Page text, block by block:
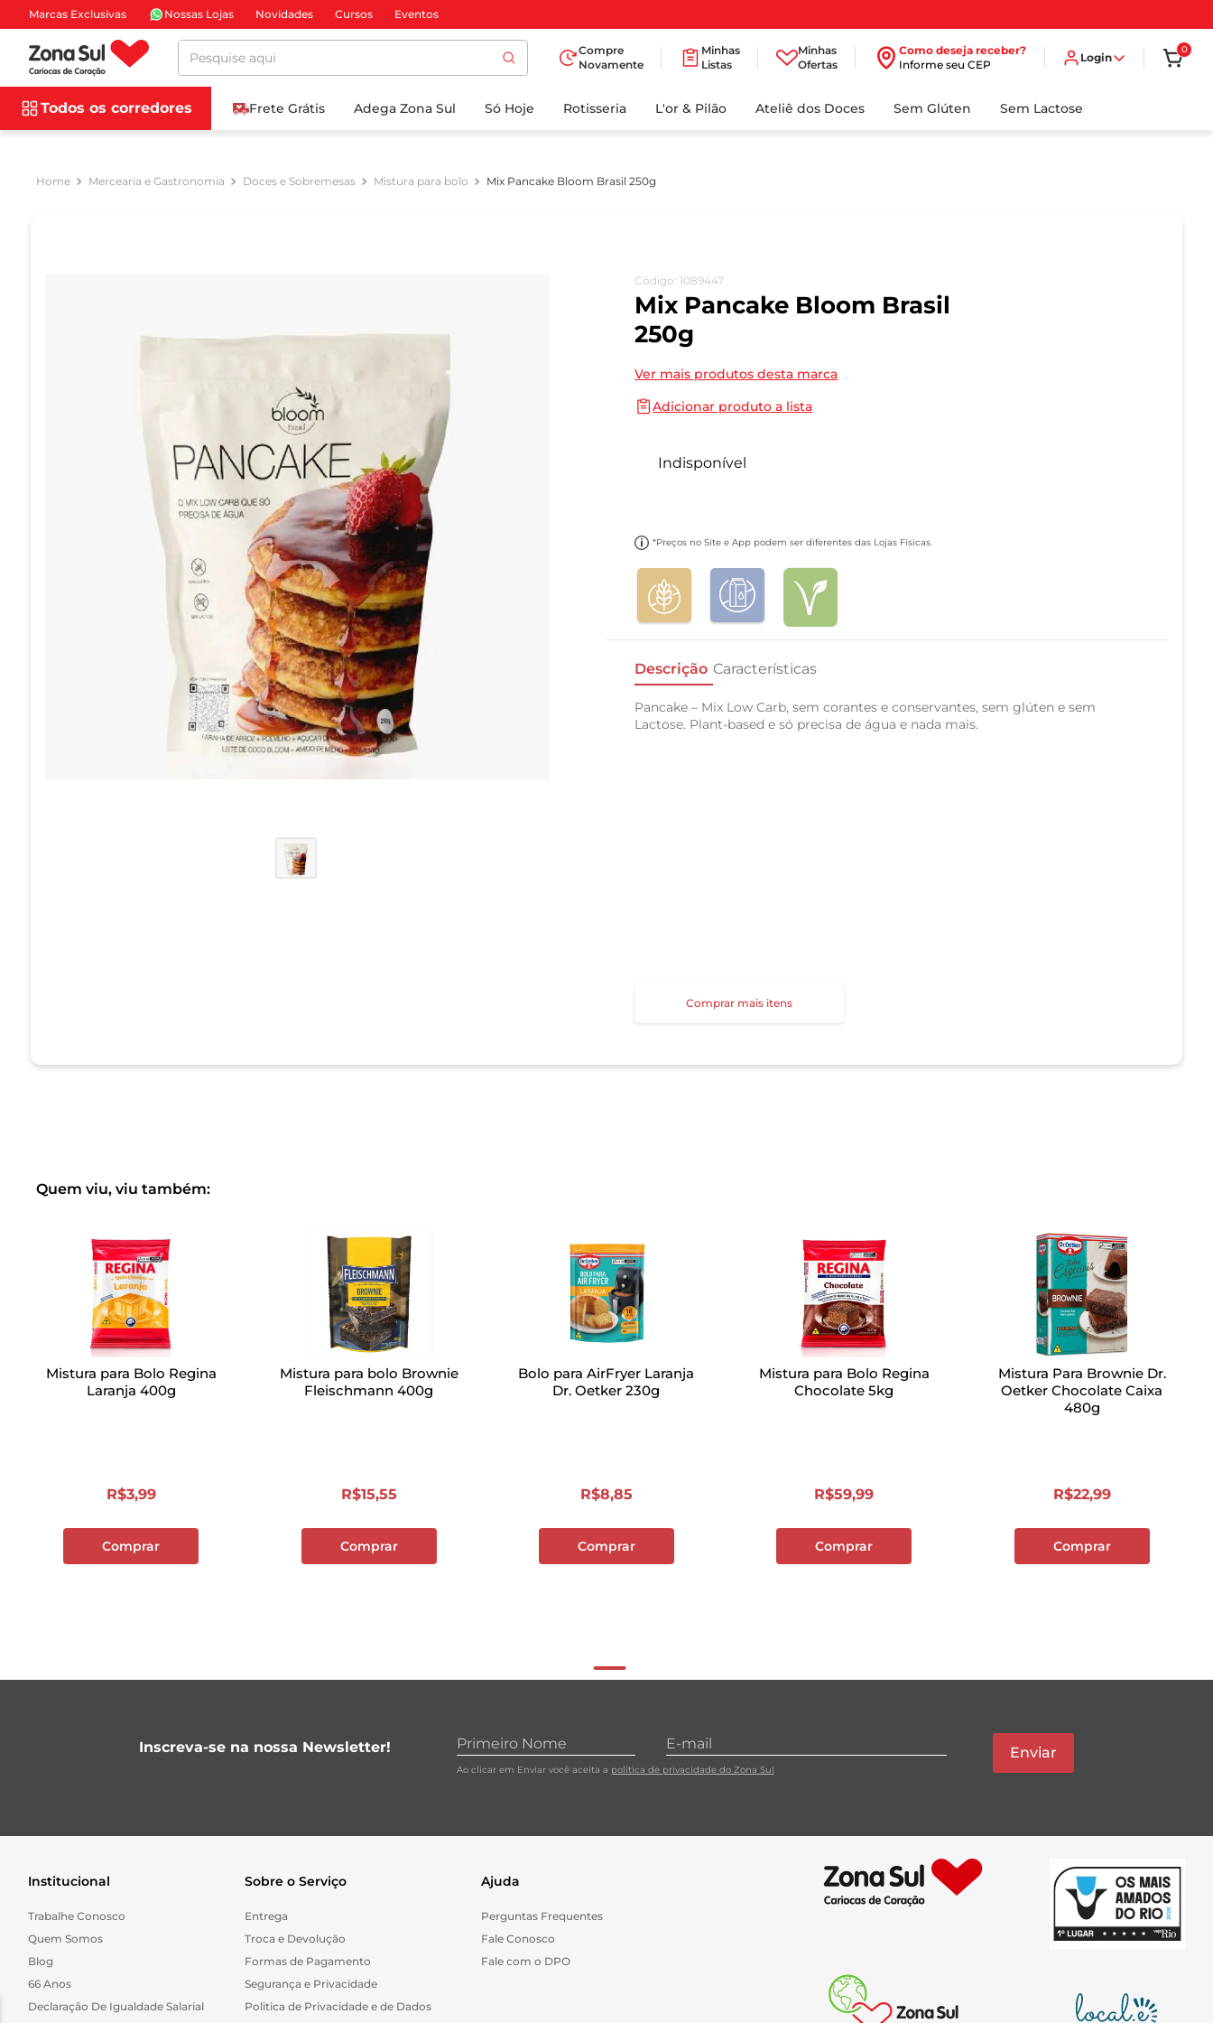
Marcas Exclusivas Nossas Lojas Novidades Cursos Eventos
Pesquise aqui
Compre
Novamente
Minhas
Listas
Minhas
Ofertas
Como deseja receber?
Informe seu CEP
Login
0
Todos os corredores Frete Grátis Adega Zona Sul Só Hoje Rotisseria L'or & Pilão Ateliê dos Doces Sem Glúten Sem Lactose
Mercearia e Gastronomia Doces e Sobremesas Mistura para bolo Mix Pancake Bloom Brasil 250g
Código: 1089447
Mix Pancake Bloom Brasil
250g
Ver mais produtos desta marca
Adicionar produto a lista
Indisponível
*Preços no Site e App podem ser diferentes das Lojas Físicas.
Descrição Características
Pancake – Mix Low Carb, sem corantes e conservantes, sem glúten e sem
Lactose. Plant-based e só precisa de água e nada mais.
Comprar mais itens
Quem viu, viu também:
Mistura para Bolo Regina
Laranja 400g
R$3,99
Comprar
Mistura para bolo Brownie
Fleischmann 400g
R$15,55
Comprar
Bolo para AirFryer Laranja
Dr. Oetker 230g
R$8,85
Comprar
Mistura para Bolo Regina
Chocolate 5kg
R$59,99
Comprar
Mistura Para Brownie Dr.
Oetker Chocolate Caixa
480g
R$22,99
Comprar
Inscreva-se na nossa Newsletter!
Ao clicar em Enviar você aceita a política de privacidade do Zona Sul
Enviar
Institucional
Trabalhe Conosco
Quem Somos
Blog
66 Anos
Declaração De Igualdade Salarial
Sobre o Serviço
Entrega
Troca e Devolução
Formas de Pagamento
Segurança e Privacidade
Politica de Privacidade e de Dados
Ajuda
Perguntas Frequentes
Fale Conosco
Fale com o DPO
BUSCADOS